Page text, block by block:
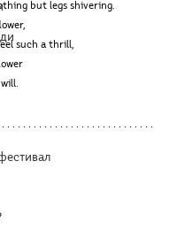
but legs shivering.
such a thrill,